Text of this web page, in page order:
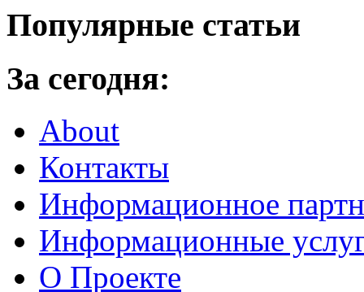
Популярные статьи
За сегодня:
About
Контакты
Информационное
Информационные
О Проекте